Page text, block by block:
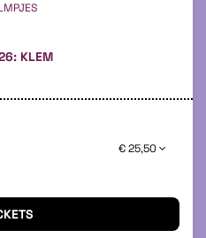
KLEM
€ 25,50